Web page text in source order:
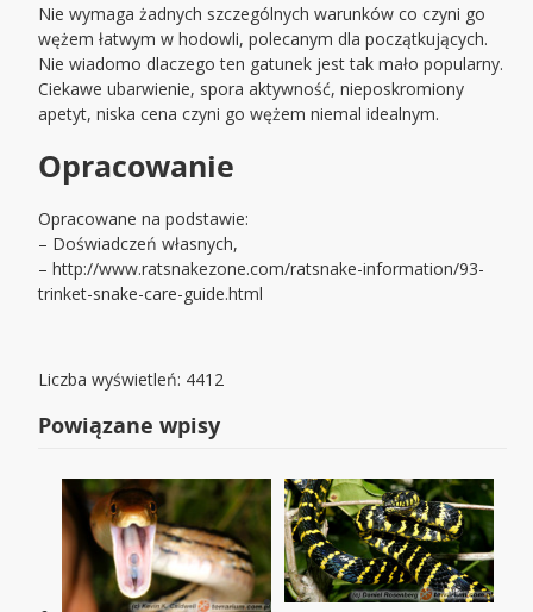
Nie wymaga żadnych szczególnych warunków co czyni go
wężem łatwym w hodowli, polecanym dla początkujących.
Nie wiadomo dlaczego ten gatunek jest tak mało popularny.
Ciekawe ubarwienie, spora aktywność, nieposkromiony
apetyt, niska cena czyni go wężem niemal idealnym.
Opracowanie
Opracowane na podstawie:
– Doświadczeń własnych,
– http://www.ratsnakezone.com/ratsnake-information/93-
trinket-snake-care-guide.html
Liczba wyświetleń: 4412
Powiązane wpisy